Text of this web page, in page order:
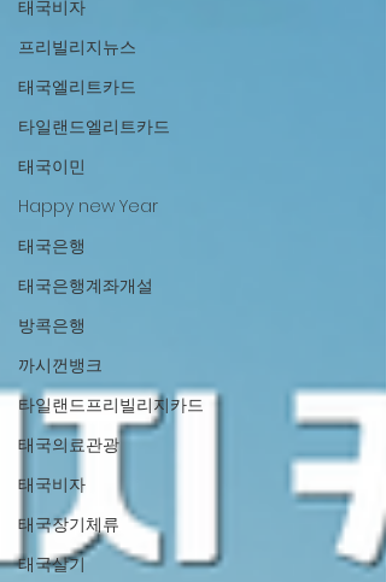
태국비자
프리빌리지뉴스
태국엘리트카드
타일랜드엘리트카드
태국이민
Happy new Year
태국은행
태국은행계좌개설
방콕은행
까시껀뱅크
타일랜드프리빌리지카드
태국의료관광
태국비자
태국장기체류
태국살기